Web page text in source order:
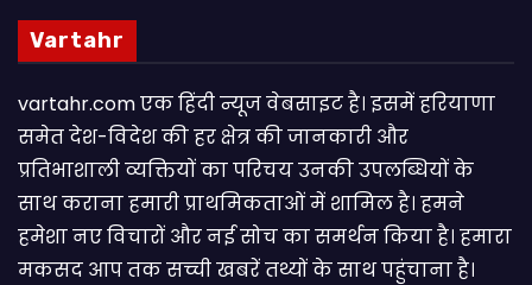
Vartahr
vartahr.com एक हिंदी न्यूज वेबसाइट है। इसमें हरियाणा
समेत देश-विदेश की हर क्षेत्र की जानकारी और
प्रतिभाशाली व्यक्तियों का परिचय उनकी उपलब्धियों के
साथ कराना हमारी प्राथमिकताओं में शामिल है। हमने
हमेशा नए विचारों और नई सोच का समर्थन किया है। हमारा
मकसद आप तक सच्ची खबरें तथ्यों के साथ पहुंचाना है।